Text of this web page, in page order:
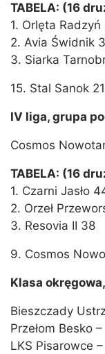
TABELA: (16
1. Orlęta
2. Avia Świdnik
3. Siarka
15. Stal Sanok 21
IV liga, grupa
Cosmos
TABELA: (16
1. Czarni Jasło
2. Orzeł
3. Resovia II 38
9. Cosmos
Klasa
Bieszczady
Przełom Besko
LKS Pisarowce